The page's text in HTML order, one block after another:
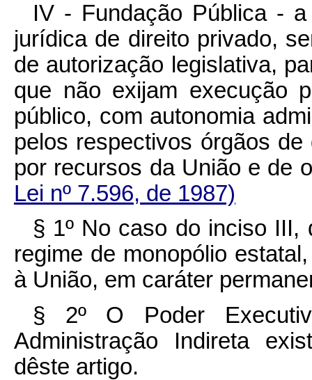
IV - Fundação Pública -
jurídica de direito privado,
de autorização legislativa,
que não exijam execução
público, com autonomia
pelos respectivos órgãos
por recursos da União
Lei nº 7.596, de 1987)
§ 1º No caso do inciso III,
regime de monopólio
à União, em caráter
§ 2º O Poder
Administração Indireta
dêste artigo.